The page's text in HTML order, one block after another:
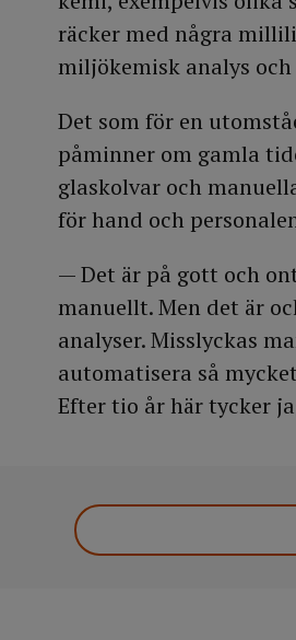
räcker med några
miljökemisk analys
Det som för en
påminner om gamla
glaskolvar och
för hand och
— Det är på gott och
manuellt. Men det är
analyser. Misslyckas
automatisera så
Efter tio år här tycker